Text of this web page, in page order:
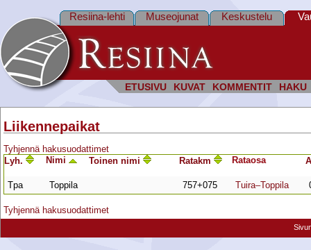
ETUSIVU KUVAT KOMMENTIT HAKU
Resiina-lehti Museojunat Keskustelu
Liikennepaikat
Tyhjennä hakusuodattimet
Lyh.
Nimi Toinen nimi Ratakm Rata­osa
Tpa Toppila 757+075 Tuira–Toppila
Tyhjennä hakusuodattimet